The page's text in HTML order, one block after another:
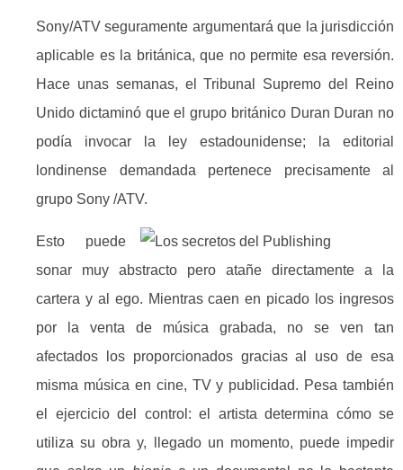
Sony/ATV seguramente argumentará que la jurisdicción
aplicable es la británica, que no permite esa reversión.
Hace unas semanas, el Tribunal Supremo del Reino
Unido dictaminó que el grupo británico Duran Duran no
podía invocar la ley estadounidense; la editorial
londinense demandada pertenece precisamente al
grupo Sony /ATV.
Esto puede
sonar muy abstracto pero atañe directamente a la
cartera y al ego. Mientras caen en picado los ingresos
por la venta de música grabada, no se ven tan
afectados los proporcionados gracias al uso de esa
misma música en cine, TV y publicidad. Pesa también
el ejercicio del control: el artista determina cómo se
utiliza su obra y, llegado un momento, puede impedir